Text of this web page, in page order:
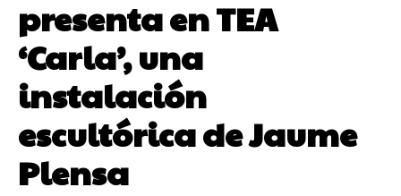
presenta en TEA
‘Carla’, una
instalación
escultórica de Jaume
Plensa